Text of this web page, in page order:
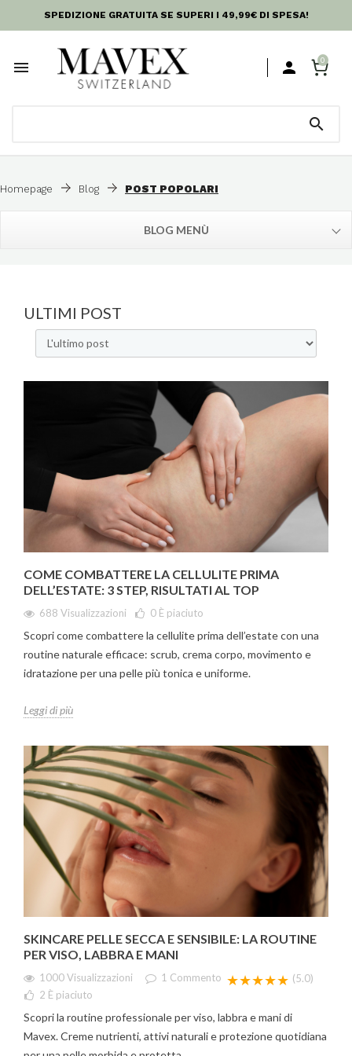
SPEDIZIONE GRATUITA SE SUPERI I 49,99€ DI SPESA!
  0

Homepage Blog POST POPOLARI
BLOG MENÙ
ULTIMI POST
COME COMBATTERE LA CELLULITE PRIMA
DELL’ESTATE: 3 STEP, RISULTATI AL TOP
688 Visualizzazioni 0 È piaciuto
Scopri come combattere la cellulite prima dell’estate con una
routine naturale efficace: scrub, crema corpo, movimento e
idratazione per una pelle più tonica e uniforme.
Leggi di più
SKINCARE PELLE SECCA E SENSIBILE: LA ROUTINE
PER VISO, LABBRA E MANI
1000 Visualizzazioni 1 Commento ★★★★★ (5.0)
2 È piaciuto
Scopri la routine professionale per viso, labbra e mani di
Mavex. Creme nutrienti, attivi naturali e protezione quotidiana